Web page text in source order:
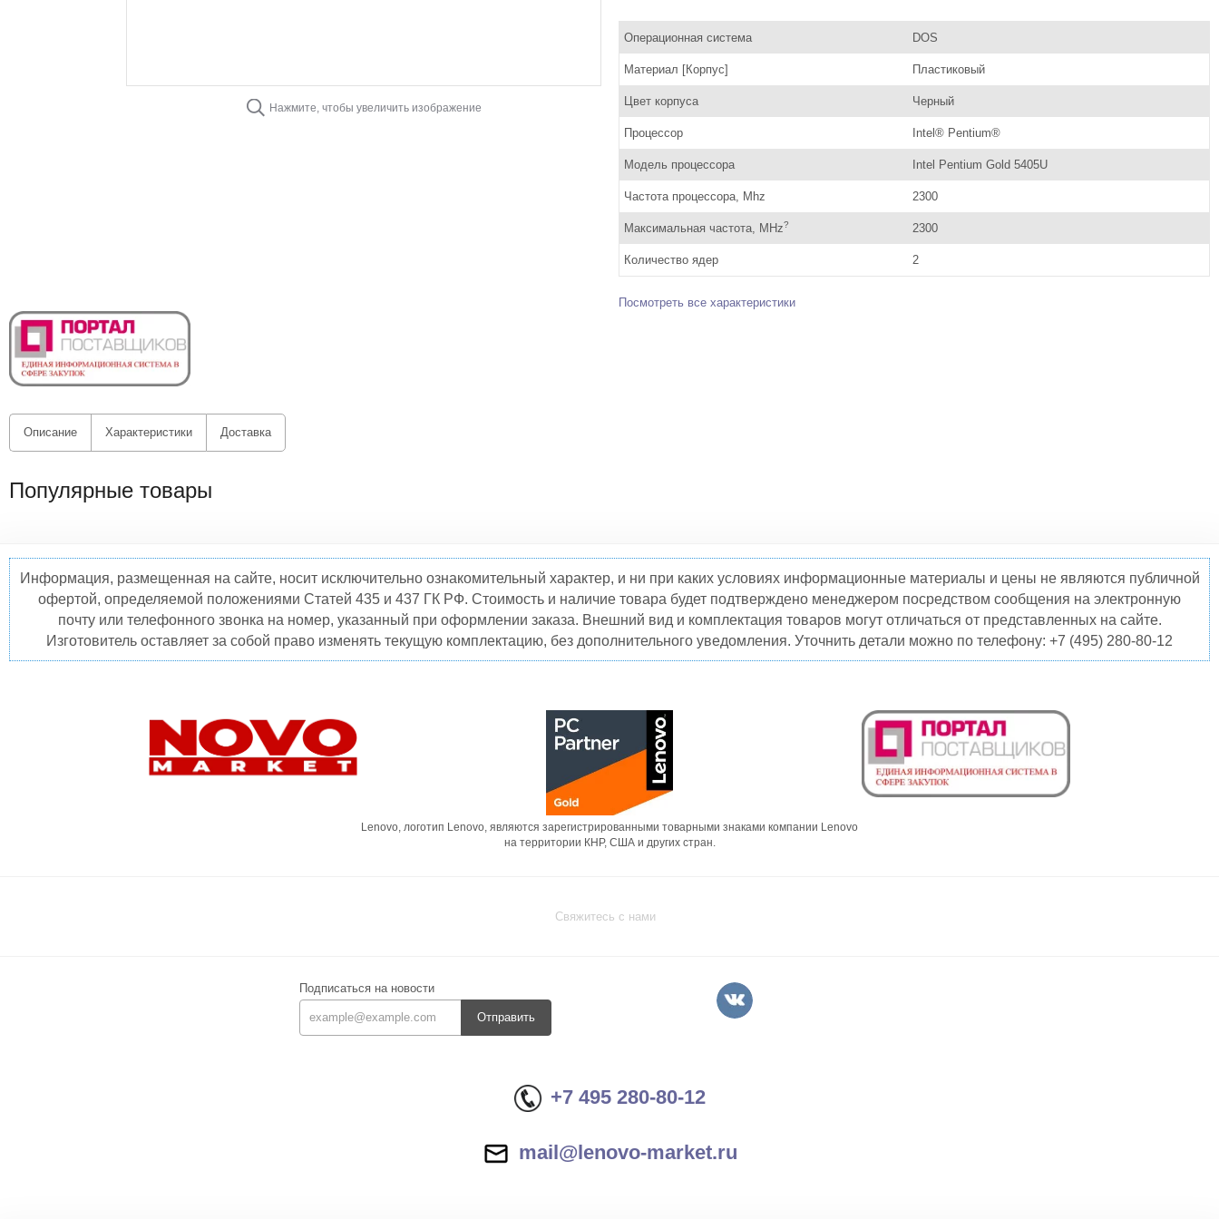
Нажмите, чтобы увеличить изображение
Операционная система DOS
Материал [Корпус] Пластиковый
Цвет корпуса Черный
Процессор Intel® Pentium®
Модель процессора Intel Pentium Gold 5405U
Частота процессора, Mhz 2300
Максимальная частота, MHz? 2300
Количество ядер 2
Посмотреть все характеристики
Описание Характеристики Доставка
Популярные товары
Информация, размещенная на сайте, носит исключительно ознакомительный характер, и ни при каких условиях информационные материалы и цены не являются публичной
офертой, определяемой положениями Статей 435 и 437 ГК РФ. Стоимость и наличие товара будет подтверждено менеджером посредством сообщения на электронную
почту или телефонного звонка на номер, указанный при оформлении заказа. Внешний вид и комплектация товаров могут отличаться от представленных на сайте.
Изготовитель оставляет за собой право изменять текущую комплектацию, без дополнительного уведомления. Уточнить детали можно по телефону: +7 (495) 280-80-12
Lenovo, логотип Lenovo, являются зарегистрированными товарными знаками компании Lenovo
на территории КНР, США и других стран.
Свяжитесь с нами
Подписаться на новости
Отправить
+7 495 280-80-12
mail@lenovo-market.ru